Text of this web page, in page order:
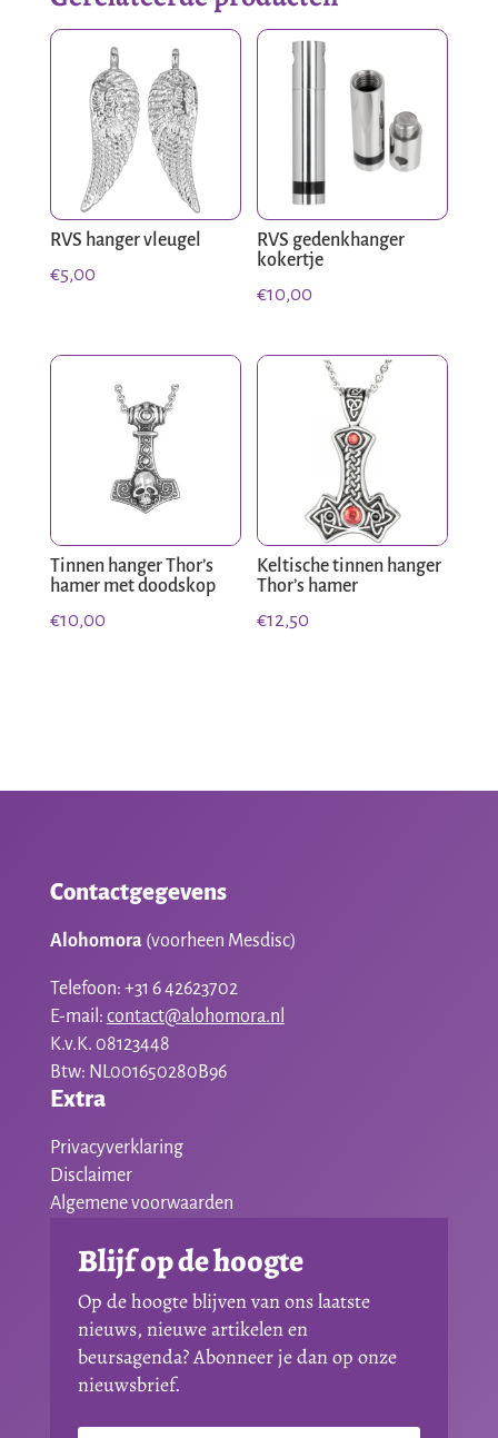
aantal
RVS hanger vleugel
€5,00
RVS gedenkhanger
kokertje
€10,00
Tinnen hanger Thor’s
hamer met doodskop
€10,00
Keltische tinnen hanger
Thor’s hamer
€12,50
Contactgegevens
Alohomora (voorheen Mesdisc)
Telefoon: +31 6 42623702
E-mail: contact@alohomora.nl
K.v.K. 08123448
Btw: NL001650280B96
Extra
Privacyverklaring
Disclaimer
Algemene voorwaarden
Blijf op de hoogte
Op de hoogte blijven van ons laatste
nieuws, nieuwe artikelen en
beursagenda? Abonneer je dan op onze
nieuwsbrief.